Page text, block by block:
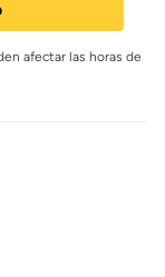
afectar las horas de